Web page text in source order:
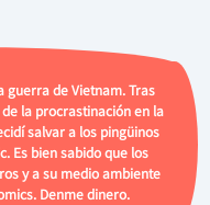
guerra de Vietnam. Tras
la procrastinación en la
salvar a los pingüinos
Es bien sabido que los
y a su medio ambiente
Denme dinero.